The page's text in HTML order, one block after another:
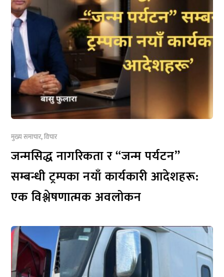
मुख्य समाचार,विचार
जन्मसिद्ध नागरिकता र “जन्म पर्यटन”
सम्बन्धी ट्रम्पका नयाँ कार्यकारी आदेशहरू:
एक विश्लेषणात्मक अवलोकन